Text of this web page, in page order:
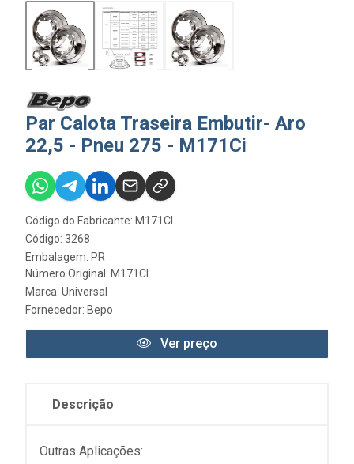
Par Calota Traseira Embutir- Aro
22,5 - Pneu 275 - M171Ci
Código do Fabricante: M171CI
Código: 3268
Embalagem: PR
Número Original: M171CI
Marca: Universal
Fornecedor: Bepo
Ver preço
Descrição
Outras Aplicações: